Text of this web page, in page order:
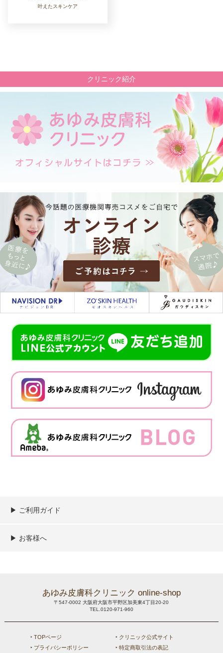
叶えたスキンケア
クリニック紹介
▶︎ ご利用ガイド
ご利用ガイド
決済／配送／送料について
取り扱い商品一覧
顧客情報の取扱について
特定商取引法の表記
▶︎ お客様へ
あゆみ皮膚科クリニック online-shop
〒547-0002 大阪府大阪市平野区加美東4丁目20-20
TEL.0120-971-960
‣ TOPページ
‣ クリニック公式サイト
‣ プライバシーポリシー
‣ 特定商取引法の表記